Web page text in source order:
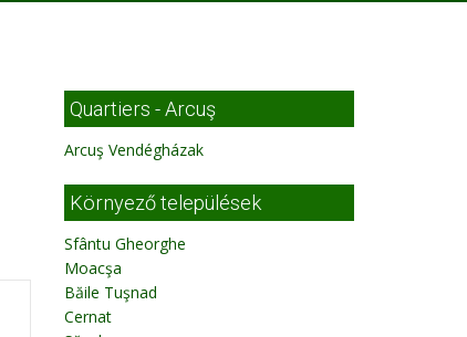
Quartiers - Arcuş
Arcuş Vendégházak
Környező települések
Sfântu Gheorghe
Moacşa
Băile Tuşnad
Cernat